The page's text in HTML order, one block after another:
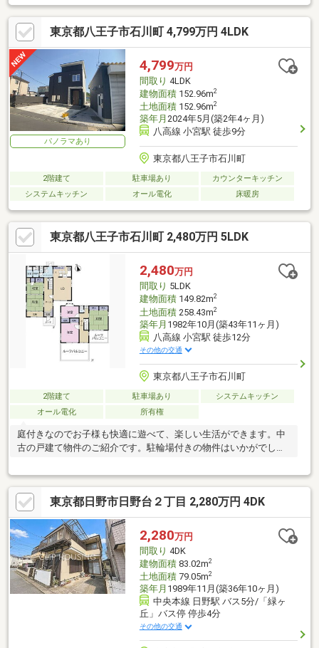
です。～ご家族にぴったりの間取り～ ◆3LDK+カースペース２
台◆広々とした空間で、家族の理想の暮らしを実現可能です。
◆南面道路◆暖かい陽射しと開放感が嬉しいですね～住みやすさ
を追求した充実の設備～ ◆モニターフォン◆来訪者を映像で確
認でき、セールスや不審者への対応も安心です。 ◆浴室換気乾
燥暖房機◆冬でもポカポカ快適＆安心な浴室どうぞお気軽にお問
い合わせください！
東京都八王子市石川町 4,799万円 4LDK
パノラマあり
4,799万円
間取り 4LDK
建物面積152.96m2
土地面積152.96m2
築年月 2024年5月(築2年4ヶ月)
八高線 小宮駅 徒歩9分
東京都八王子市石川町
2階建て 駐車場あり
カウンターキッチン
システムキッチン
オール電化 床暖房
東京都八王子市石川町 2,480万円 5LDK
2,480万円
間取り 5LDK
建物面積149.82m2
土地面積258.43m2
築年月 1982年10月(築43年11ヶ月)
八高線 小宮駅 徒歩12分
その他の交通
東京都八王子市石川町
2階建て 駐車場あり
システムキッチン
オール電化
所有権
庭付きなのでお子様も快適に遊べて、楽しい生活ができます。中
古の戸建て物件のご紹介です。駐輪場付きの物件はいかがでしょ
東京都日野市日野台２丁目 2,280万円 4DK
2,280万円
間取り 4DK
建物面積83.02m2
土地面積79.05m2
築年月 1989年11月(築36年10ヶ月)
中央本線 日野駅 バス5分/「緑ヶ
丘」バス停 停歩4分
その他の交通